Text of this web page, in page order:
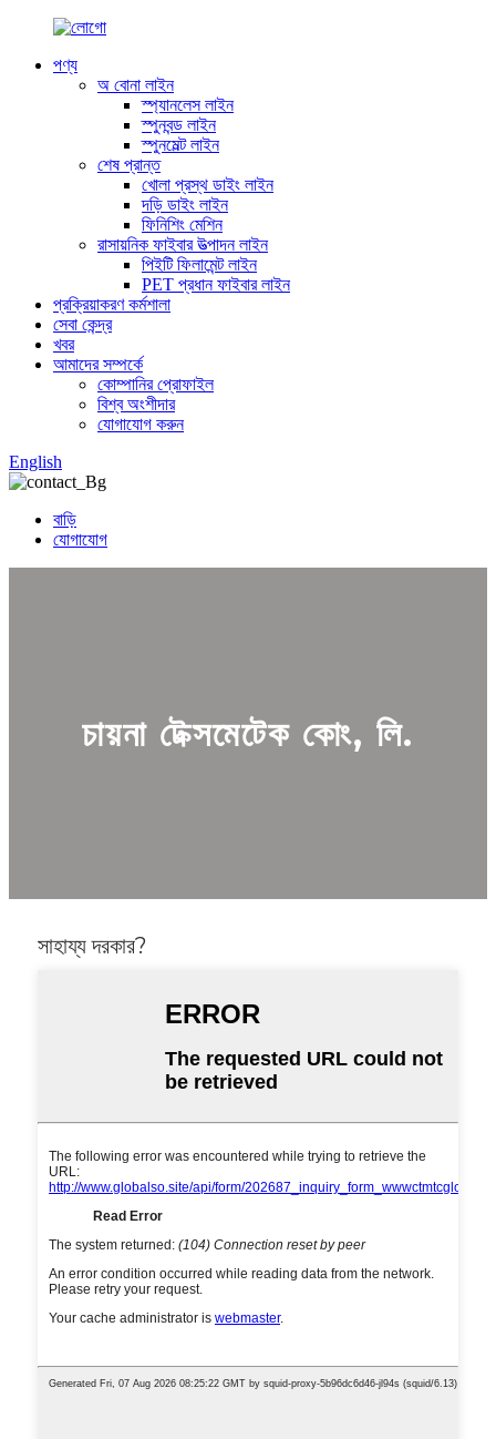
পণ্য
অ বোনা লাইন
স্প্যানলেস লাইন
স্পুনবন্ড লাইন
স্পুনমেল্ট লাইন
শেষ প্রান্ত
খোলা প্রস্থ ডাইং লাইন
দড়ি ডাইং লাইন
ফিনিশিং মেশিন
রাসায়নিক ফাইবার উত্পাদন লাইন
পিইটি ফিলামেন্ট লাইন
PET প্রধান ফাইবার লাইন
প্রক্রিয়াকরণ কর্মশালা
সেবা কেন্দ্র
খবর
আমাদের সম্পর্কে
কোম্পানির প্রোফাইল
বিশ্ব অংশীদার
যোগাযোগ করুন
English
বাড়ি
যোগাযোগ
চায়না টেক্সমেটেক কোং, লি.
সাহায্য দরকার?